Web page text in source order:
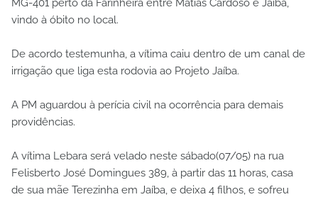
MG-401 perto da Farinheira entre Matias Cardoso e Jaíba,
vindo à óbito no local.
De acordo testemunha, a vítima caiu dentro de um canal de
irrigação que liga esta rodovia ao Projeto Jaíba.
A PM aguardou à perícia civil na ocorrência para demais
providências.
A vítima Lebara será velado neste sábado(07/05) na rua
Felisberto José Domingues 389, à partir das 11 horas, casa
de sua mãe Terezinha em Jaíba, e deixa 4 filhos, e sofreu